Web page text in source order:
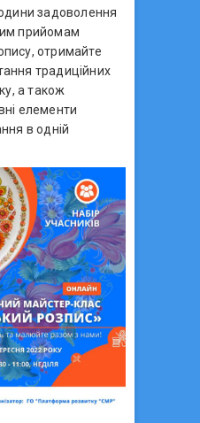
задоволення
прийомам
отримайте
традиційних
а також
елементи
в одній